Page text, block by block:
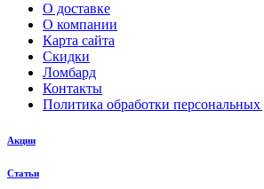
О доставке
О компании
Карта сайта
Скидки
Ломбард
Контакты
Политика обработки
Акции
Статьи